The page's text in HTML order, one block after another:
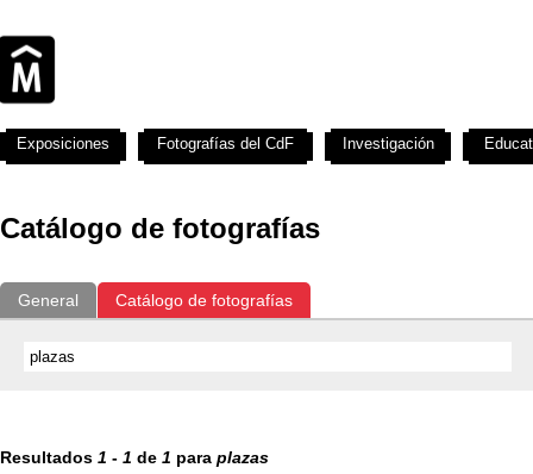
Catálogo de fotografías
General Catálogo de fotografías
Resultados 1 - 1 de 1 para plazas
Exposiciones Fotografías del CdF Investigación